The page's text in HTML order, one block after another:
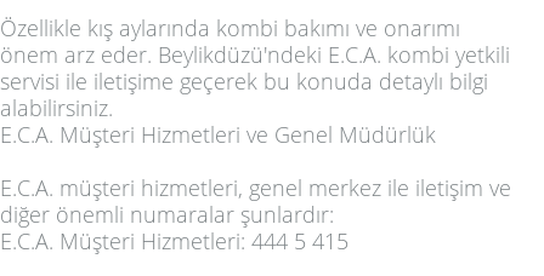
Özellikle kış aylarında kombi bakımı ve onarımı
önem arz eder. Beylikdüzü'ndeki E.C.A. kombi yetkili
servisi ile iletişime geçerek bu konuda detaylı bilgi
alabilirsiniz.
E.C.A. Müşteri Hizmetleri ve Genel Müdürlük
E.C.A. müşteri hizmetleri, genel merkez ile iletişim ve
diğer önemli numaralar şunlardır:
E.C.A. Müşteri Hizmetleri: 444 5 415